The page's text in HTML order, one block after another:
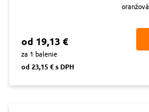
oranžová.
od 19,13 €
za 1 balenie
od 23,15 € s DPH